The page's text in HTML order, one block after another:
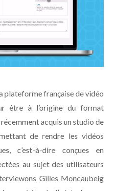
plateforme française de vidéo
être à l’origine du format
acquis un studio de
de rendre les vidéos
c’est-à-dire conçues en
au sujet des utilisateurs
Gilles Moncaubeig